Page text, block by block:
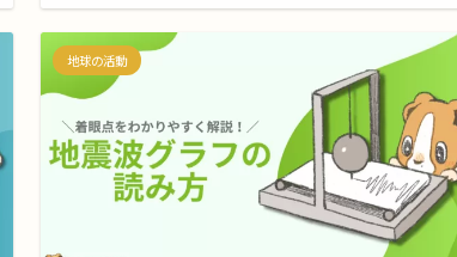
地球の活動